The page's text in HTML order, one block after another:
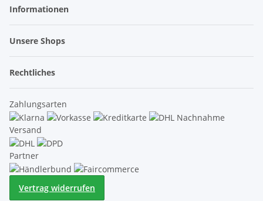
Informationen
Unsere Shops
Rechtliches
Zahlungsarten
Versand
Partner
Vertrag widerrufen